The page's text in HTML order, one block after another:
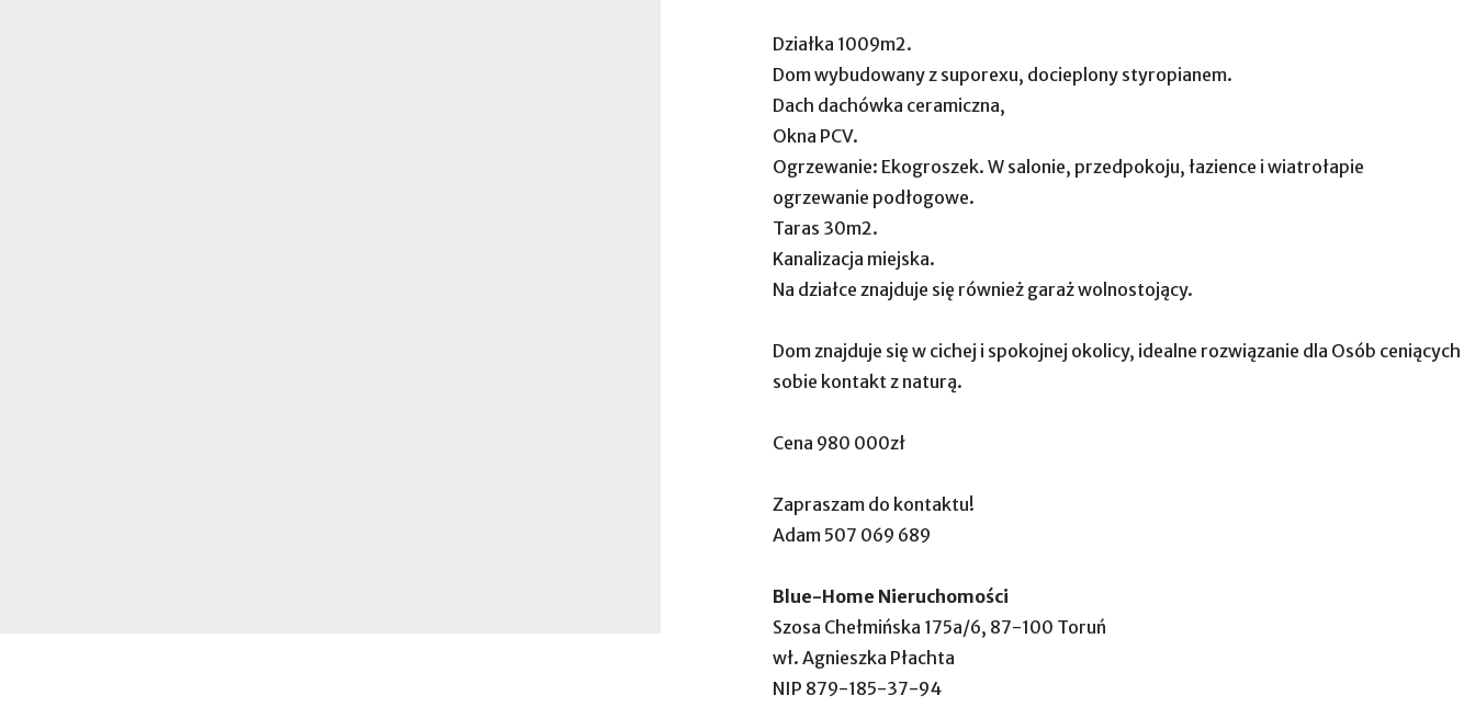
Działka 1009m2.
Dom wybudowany z suporexu, docieplony styropianem.
Dach dachówka ceramiczna,
Okna PCV.
Ogrzewanie: Ekogroszek. W salonie, przedpokoju, łazience i wiatrołapie
ogrzewanie podłogowe.
Taras 30m2.
Kanalizacja miejska.
Na działce znajduje się również garaż wolnostojący.
Dom znajduje się w cichej i spokojnej okolicy, idealne rozwiązanie dla Osób ceniących
sobie kontakt z naturą.
Cena 980 000zł
Zapraszam do kontaktu!
Adam 507 069 689
Blue-Home Nieruchomości
Szosa Chełmińska 175a/6, 87-100 Toruń
wł. Agnieszka Płachta
NIP 879-185-37-94